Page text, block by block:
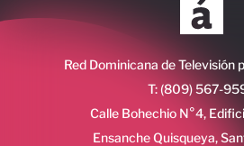
Red Dominicana de Televisión
T: (809) 567-
Calle Bohechio N°4,
Ensanche Quisqueya,